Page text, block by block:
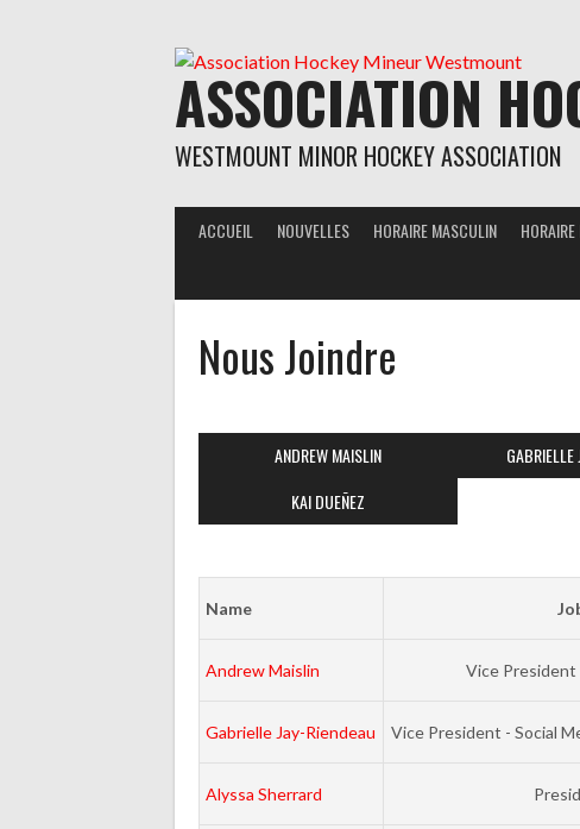
ASSOCIATION
WESTMOUNT MINOR HOCKEY ASSOCIATION
ACCUEIL NOUVELLES HORAIRE MASCULIN
Nous Joindre
ANDREW MAISLIN GABRIELLE
KAI DUEÑEZ
Name
Andrew Maislin Vice
Gabrielle Jay-Riendeau Vice President - Social
Alyssa Sherrard